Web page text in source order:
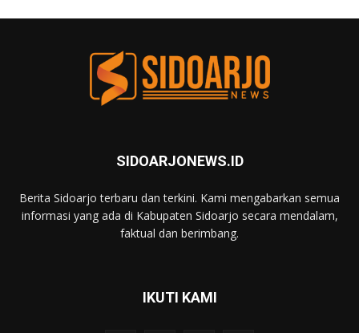
SIDOARJONEWS.ID
Berita Sidoarjo terbaru dan terkini. Kami mengabarkan semua
informasi yang ada di Kabupaten Sidoarjo secara mendalam,
faktual dan berimbang.
IKUTI KAMI